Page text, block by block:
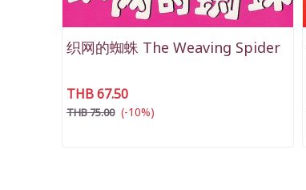
织网的蜘蛛 The Weaving Spider
THB 67.50
THB 75.00 (-10%)